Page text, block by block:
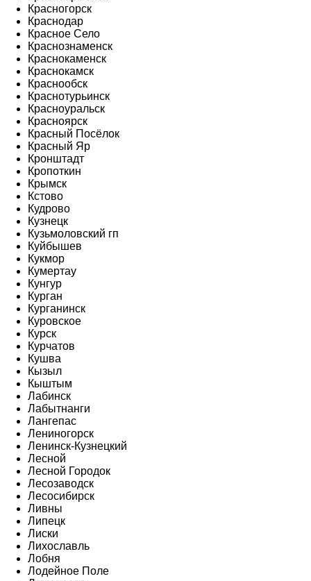
Красногорск
Краснодар
Красное Село
Краснознаменск
Краснокаменск
Краснокамск
Краснообск
Краснотурьинск
Красноуральск
Красноярск
Красный Посёлок
Красный Яр
Кронштадт
Кропоткин
Крымск
Кстово
Кудрово
Кузнецк
Кузьмоловский гп
Куйбышев
Кукмор
Кумертау
Кунгур
Курган
Курганинск
Куровское
Курск
Курчатов
Кушва
Кызыл
Кыштым
Лабинск
Лабытнанги
Лангепас
Лениногорск
Ленинск-Кузнецкий
Лесной
Лесной Городок
Лесозаводск
Лесосибирск
Ливны
Липецк
Лиски
Лихославль
Лобня
Лодейное Поле